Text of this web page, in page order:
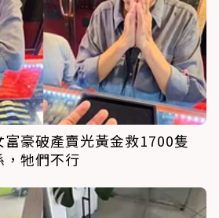
豪破產賣光黃金救1700隻
牠們不行